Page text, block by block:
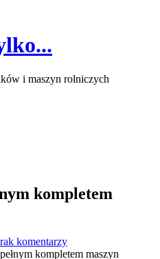
i maszyn rolniczych
kompletem
komentarzy